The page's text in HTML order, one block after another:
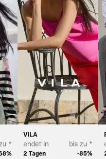
*
VILA
endet in
2 Tagen
bis zu *
-85%